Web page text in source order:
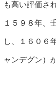
も高い評価さ
１５９８年、
し、１６０６
ャンデグン）